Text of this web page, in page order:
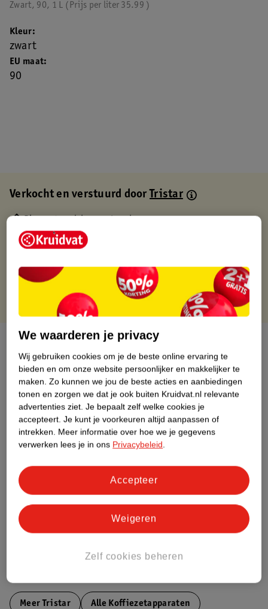
Zwart, 90, 1 L 35.99
Prijs per liter
EU maat
90
Kleur
zwart
Verkocht en verstuurd doorTristar
Gratis thuisbezorgd
Gratis retourneren via verkooppartner.
Over dit product
Productinformatie
Etiketinformatie
Nature Impact Score
Meer informatie
Bestel & Bezorginformatie
MeerTristar Alle Koffiezetapparaten
We waarderen je privacy
Wij gebruiken cookies om je de beste online ervaring te
bieden en om onze website persoonlijker en makkelijker te
maken. Zo kunnen we jou de beste acties en aanbiedingen
tonen en zorgen we dat je ook buiten Kruidvat.nl relevante
advertenties ziet. Je bepaalt zelf welke cookies je
accepteert. Je kunt je voorkeuren altijd aanpassen of
intrekken. Meer informatie over hoe we je gegevens
verwerken lees je in ons Privacybeleid.
Zelf cookies beheren
Weigeren
Accepteer